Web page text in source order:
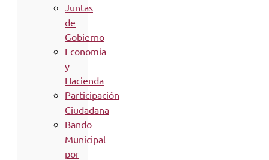
Juntas
de
Gobierno
Economía
y
Hacienda
Participación
Ciudadana
Bando
Municipal
por